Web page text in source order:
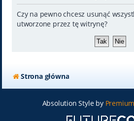
Czy na pewno chcesz usunąć
utworzone przez tę witrynę?
Strona główna
Absolution Style by